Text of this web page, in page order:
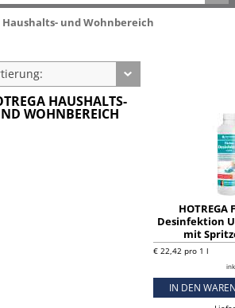
Haushalts- und Wohnbereich
HAUSHALTS-
WOHNBEREICH
HOTREGA
Desinfektion
mit
€ 22,42 pro 1 l
IN DEN